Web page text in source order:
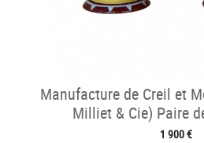
Manufacture de Creil et
Milliet & Cie) Paire
1 900 €